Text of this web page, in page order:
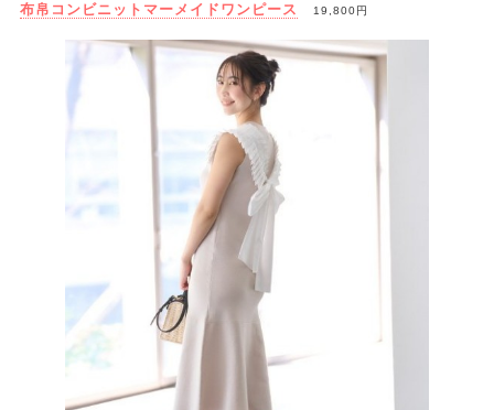
布帛コンビニットマーメイドワンピース 19,800円